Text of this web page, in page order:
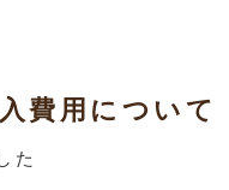
費用について
た